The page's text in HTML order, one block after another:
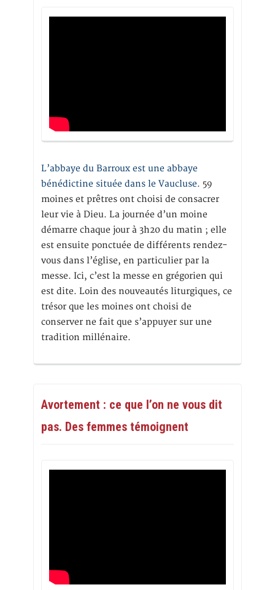
L’abbaye du Barroux est une abbaye
bénédictine située dans le Vaucluse. 59
moines et prêtres ont choisi de consacrer
leur vie à Dieu. La journée d’un moine
démarre chaque jour à 3h20 du matin ; elle
est ensuite ponctuée de différents rendez-
vous dans l’église, en particulier par la
messe. Ici, c’est la messe en grégorien qui
est dite. Loin des nouveautés liturgiques, ce
trésor que les moines ont choisi de
conserver ne fait que s’appuyer sur une
tradition millénaire.
Avortement : ce que l’on ne vous dit
pas. Des femmes témoignent